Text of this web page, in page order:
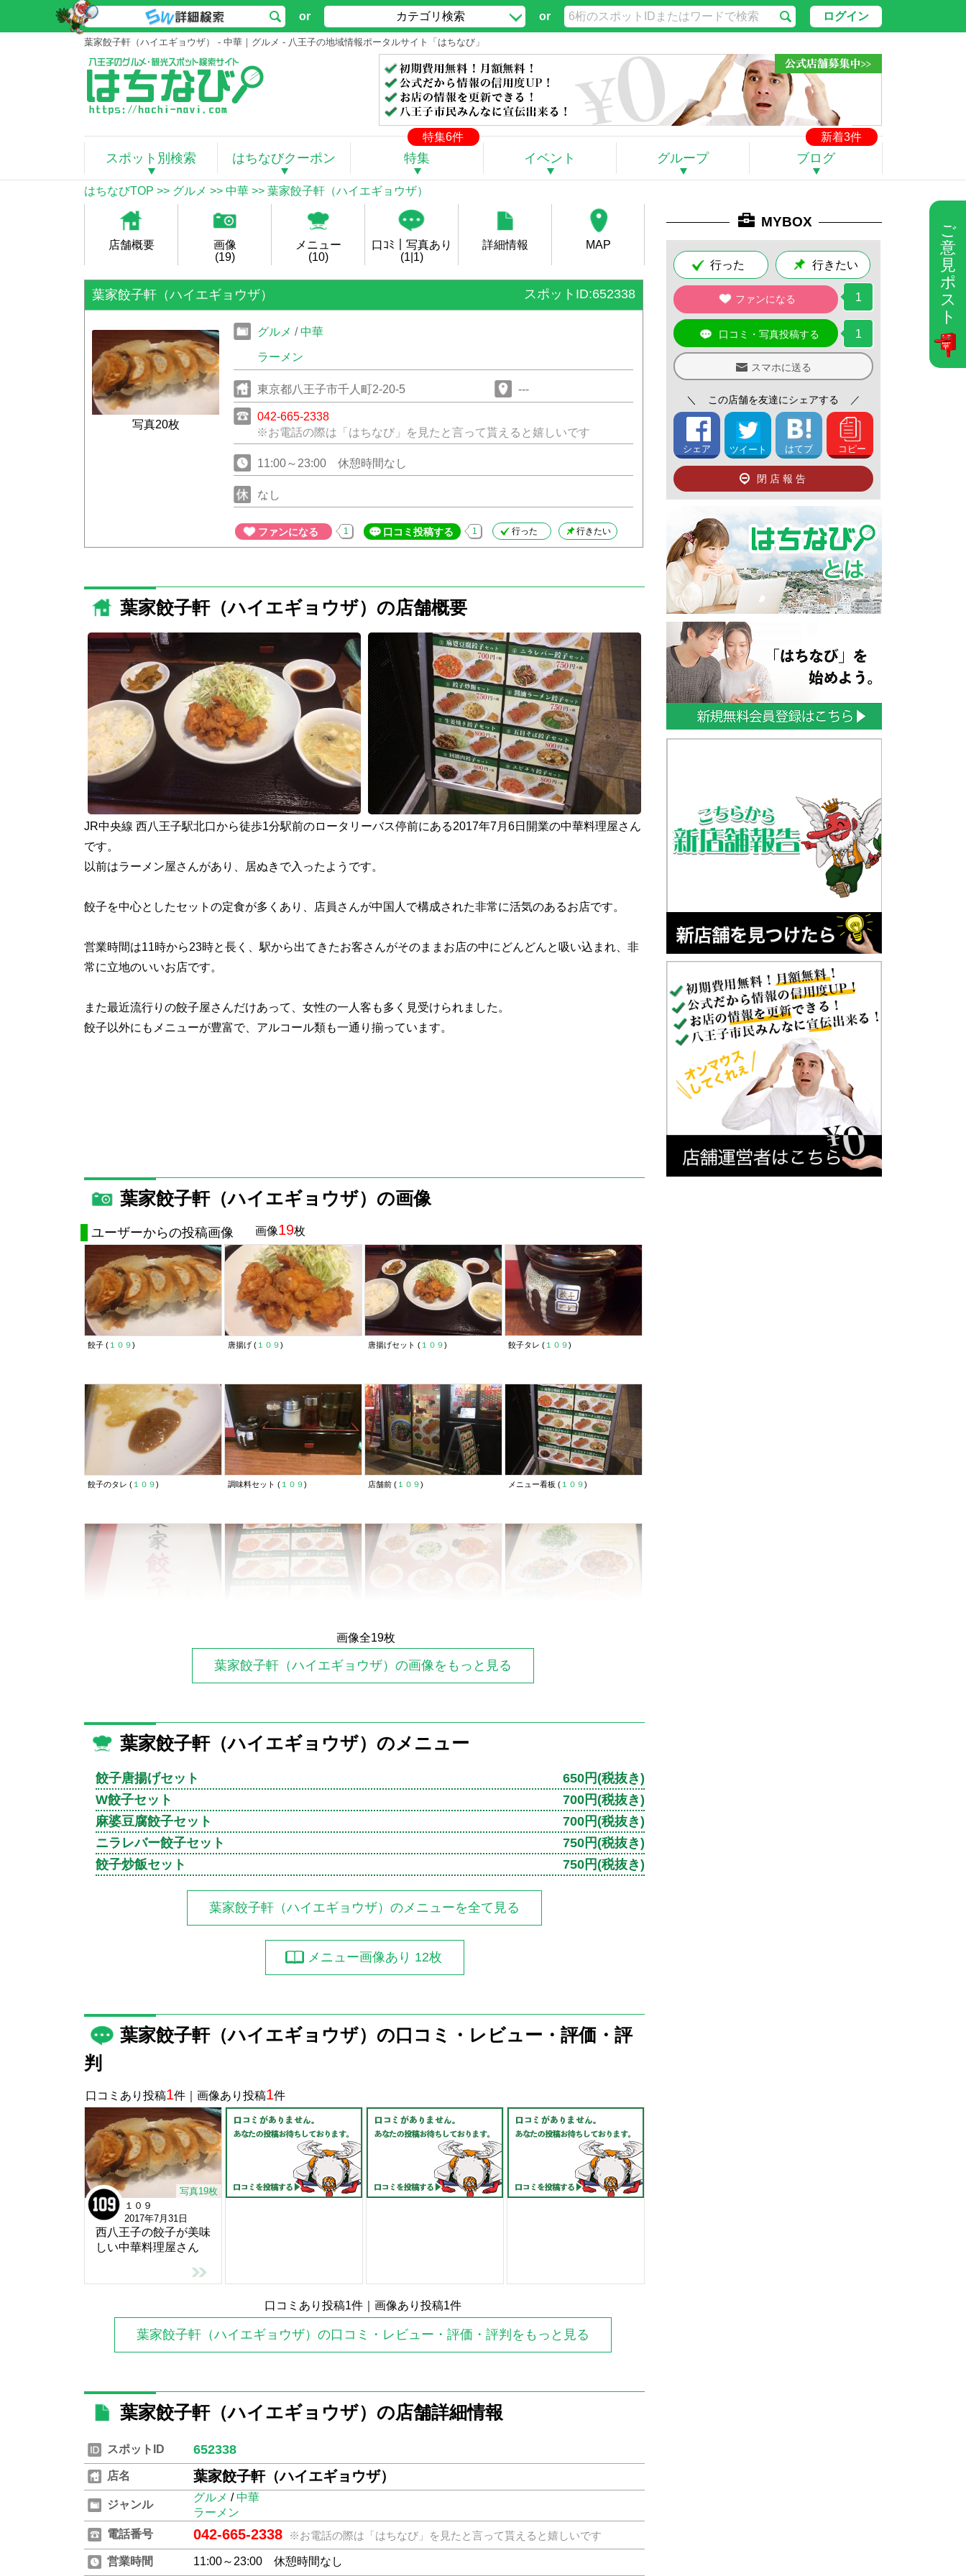
ご
意
見
ポ
ス
ト
or カテゴリ検索 or ログイン
葉家餃子軒（ハイエギョウザ） - 中華｜グルメ - 八王子の地域情報ポータルサイト「はちなび」
特集6件 新着3件
スポット別検索 はちなびクーポン 特集 イベント グループ ブログ
はちなびTOP >> グルメ >> 中華 >> 葉家餃子軒（ハイエギョウザ）
店舗概要
画像
(19)
メニュー
(10)
口ｺﾐ｜写真あり
(1|1)
詳細情報 MAP
葉家餃子軒（ハイエギョウザ） スポットID:652338
写真20枚
グルメ /中華
ラーメン
東京都八王子市千人町2-20-5 ---
042-665-2338
※お電話の際は「はちなび」を見たと言って貰えると嬉しいです
11:00～23:00 休憩時間なし
なし
ファンになる 1 口コミ投稿する 1 行った 行きたい
葉家餃子軒（ハイエギョウザ）の店舗概要
JR中央線 西八王子駅北口から徒歩1分駅前のロータリーバス停前にある2017年7月6日開業の中華料理屋さん
です。
以前はラーメン屋さんがあり、居ぬきで入ったようです。
餃子を中心としたセットの定食が多くあり、店員さんが中国人で構成された非常に活気のあるお店です。
営業時間は11時から23時と長く、駅から出てきたお客さんがそのままお店の中にどんどんと吸い込まれ、非
常に立地のいいお店です。
また最近流行りの餃子屋さんだけあって、女性の一人客も多く見受けられました。
餃子以外にもメニューが豊富で、アルコール類も一通り揃っています。
葉家餃子軒（ハイエギョウザ）の画像
ユーザーからの投稿画像 画像19枚
餃子 ( １０９) 唐揚げ ( １０９) 唐揚げセット ( １０９) 餃子タレ ( １０９)
餃子のタレ ( １０９) 調味料セット ( １０９) 店舗前 ( １０９) メニュー看板 ( １０９)
画像全19枚
葉家餃子軒（ハイエギョウザ）の画像をもっと見る
葉家餃子軒（ハイエギョウザ）のメニュー
餃子唐揚げセット 650円 (税抜き)
W餃子セット
700円 (税抜き)
麻婆豆腐餃子セット
700円 (税抜き)
ニラレバー餃子セット
750円 (税抜き)
餃子炒飯セット
750円 (税抜き)
葉家餃子軒（ハイエギョウザ）のメニューを全て見る
メニュー画像あり 12枚
葉家餃子軒（ハイエギョウザ）の口コミ・レビュー・評価・評
判
口コミあり投稿1件｜画像あり投稿1件
写真19枚
１０９
2017年7月31日
西八王子の餃子が美味
しい中華料理屋さん
口コミあり投稿1件｜画像あり投稿1件
葉家餃子軒（ハイエギョウザ）の口コミ・レビュー・評価・評判をもっと見る
葉家餃子軒（ハイエギョウザ）の店舗詳細情報
スポットID 652338
店名 葉家餃子軒（ハイエギョウザ）
ジャンル
グルメ /中華
ラーメン
電話番号
042-665-2338 ※お電話の際は「はちなび」を見たと言って貰えると嬉しいです
営業時間 11:00～23:00 休憩時間なし
MYBOX
行った 行きたい
ファンになる 1
口コミ・写真投稿する 1
スマホに送る
＼ この店舗を友達にシェアする ／
シェア ツイート はてブ コピー
閉店報告